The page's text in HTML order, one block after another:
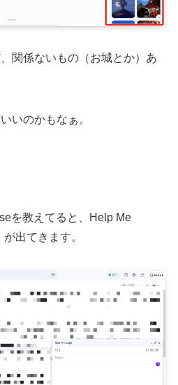
関係ないもの（お城とか）あ
いのかもなぁ。
を教えてると、Help Me
出てきます。